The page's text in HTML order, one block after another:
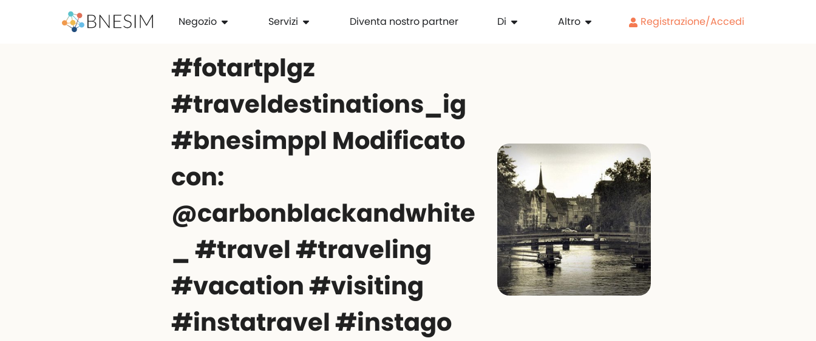
Negozio Servizi Diventa nostro partner Di Altro Registrazione/Accedi
#fotartplgz
#traveldestinations_ig
#bnesimppl Modificato
con:
@carbonblackandwhite
_ #travel #traveling
#vacation #visiting
#instatravel #instago